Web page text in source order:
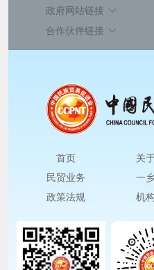
政府网站链接
合作伙伴链接
首页 关
民贸业务
一
政策法规
机